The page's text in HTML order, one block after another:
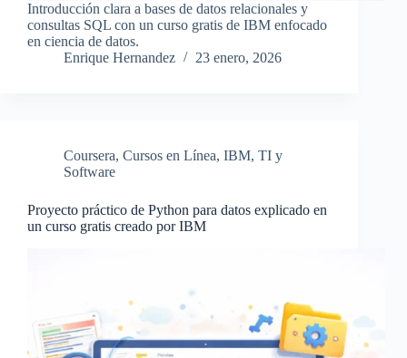
Introducción clara a bases de datos relacionales y
consultas SQL con un curso gratis de IBM enfocado
en ciencia de datos.
Enrique Hernandez
23 enero, 2026
Coursera, Cursos en Línea, IBM, TI y
Software
Proyecto práctico de Python para datos explicado en
un curso gratis creado por IBM